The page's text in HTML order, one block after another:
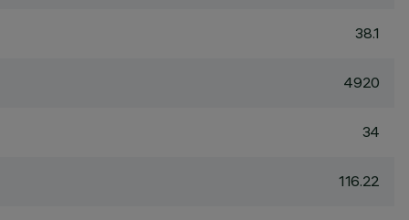
38.1
4920
34
116.22